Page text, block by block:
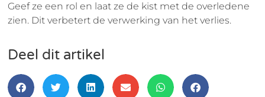
Geef ze een rol en laat ze de kist met de overledene
zien. Dit verbetert de verwerking van het verlies.
Deel dit artikel